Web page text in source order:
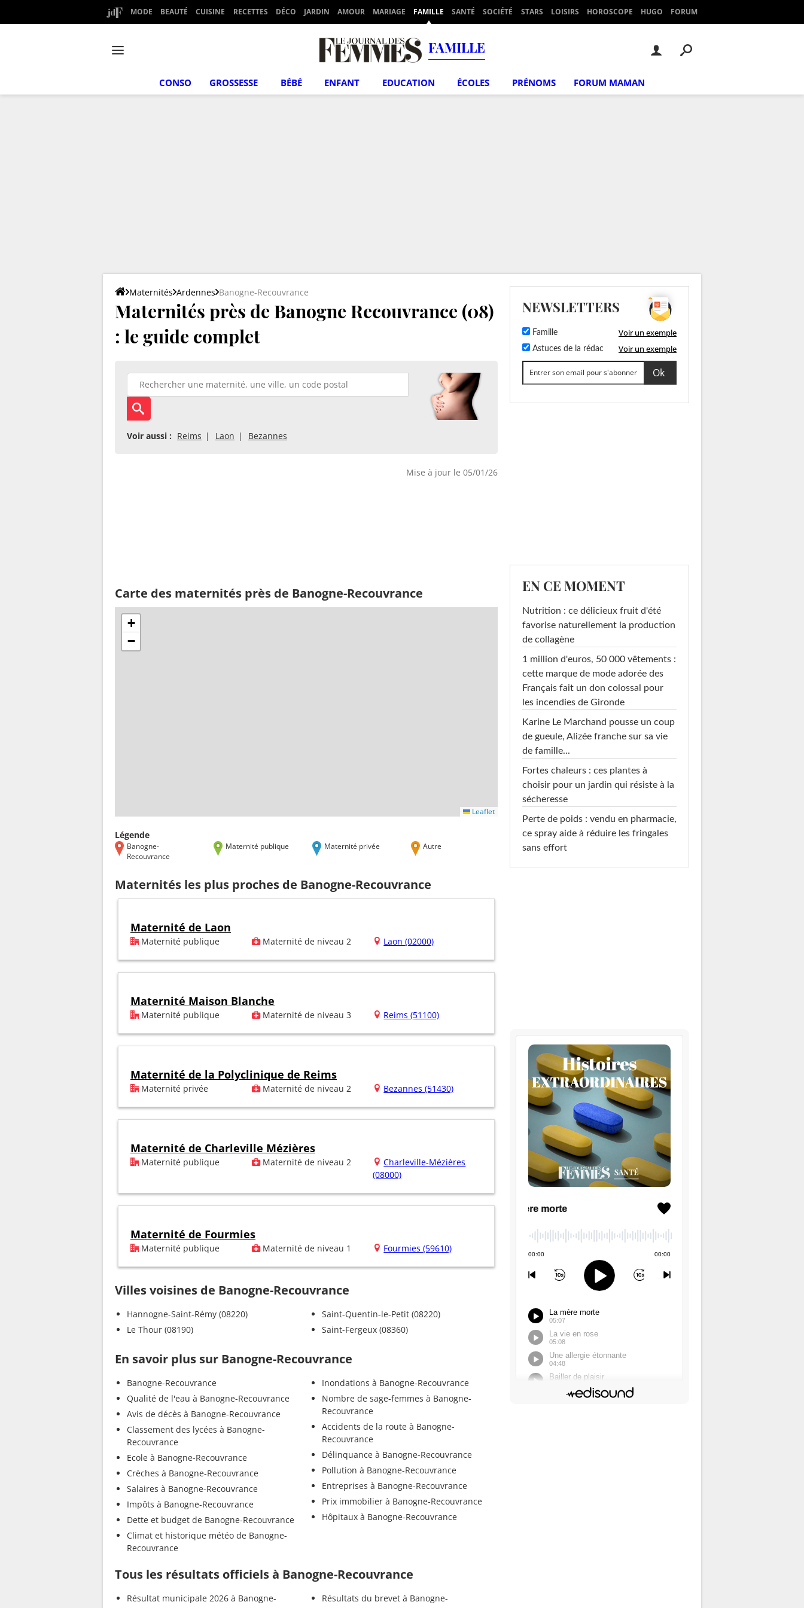
MODE BEAUTÉ CUISINE RECETTES DÉCO JARDIN AMOUR MARIAGE FAMILLE SANTÉ SOCIÉTÉ STARS LOISIRS HOROSCOPE HUGO FORUM
FAMILLE
CONSO GROSSESSE BÉBÉ ENFANT EDUCATION ÉCOLES PRÉNOMS FORUM MAMAN
Maternités Ardennes Banogne-Recouvrance
Maternités près de Banogne Recouvrance (08)
: le guide complet
Voir aussi : Reims Laon Bezannes
Mise à jour le 05/01/26
Carte des maternités près de Banogne-Recouvrance
+
−
Leaflet
Légende
Banogne-
Recouvrance
Maternité publique Maternité privée Autre
Maternités les plus proches de Banogne-Recouvrance
Maternité de Laon
Maternité publique Maternité de niveau 2 Laon (02000)
Maternité Maison Blanche
Maternité publique Maternité de niveau 3 Reims (51100)
Maternité de la Polyclinique de Reims
Maternité privée Maternité de niveau 2 Bezannes (51430)
Maternité de Charleville Mézières
Maternité publique Maternité de niveau 2
Charleville-Mézières
(08000)
Maternité de Fourmies
Maternité publique Maternité de niveau 1 Fourmies (59610)
Villes voisines de Banogne-Recouvrance
Hannogne-Saint-Rémy (08220)
Le Thour (08190)
Saint-Quentin-le-Petit (08220)
Saint-Fergeux (08360)
En savoir plus sur Banogne-Recouvrance
Banogne-Recouvrance
Qualité de l'eau à Banogne-Recouvrance
Avis de décès à Banogne-Recouvrance
Classement des lycées à Banogne-
Recouvrance
Ecole à Banogne-Recouvrance
Crèches à Banogne-Recouvrance
Salaires à Banogne-Recouvrance
Impôts à Banogne-Recouvrance
Dette et budget de Banogne-Recouvrance
Climat et historique météo de Banogne-
Recouvrance
Inondations à Banogne-Recouvrance
Nombre de sage-femmes à Banogne-
Recouvrance
Accidents de la route à Banogne-
Recouvrance
Délinquance à Banogne-Recouvrance
Pollution à Banogne-Recouvrance
Entreprises à Banogne-Recouvrance
Prix immobilier à Banogne-Recouvrance
Hôpitaux à Banogne-Recouvrance
Tous les résultats officiels à Banogne-Recouvrance
Résultat municipale 2026 à Banogne-
Résultats du brevet à Banogne-
NEWSLETTERS
Famille Voir un exemple
Astuces de la rédac Voir un exemple
EN CE MOMENT
Nutrition : ce délicieux fruit d'été
favorise naturellement la production
de collagène
1 million d'euros, 50 000 vêtements :
cette marque de mode adorée des
Français fait un don colossal pour
les incendies de Gironde
Karine Le Marchand pousse un coup
de gueule, Alizée franche sur sa vie
de famille...
Fortes chaleurs : ces plantes à
choisir pour un jardin qui résiste à la
sécheresse
Perte de poids : vendu en pharmacie,
ce spray aide à réduire les fringales
sans effort